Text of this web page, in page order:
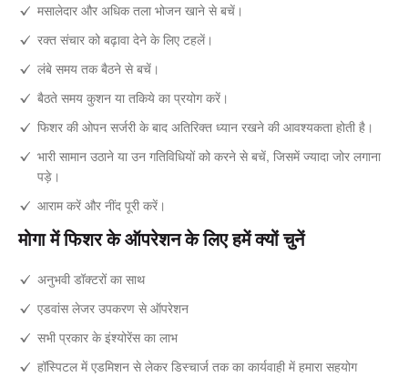
मसालेदार और अधिक तला भोजन खाने से बचें।
रक्त संचार को बढ़ावा देने के लिए टहलें।
लंबे समय तक बैठने से बचें।
बैठते समय कुशन या तकिये का प्रयोग करें।
फिशर की ओपन सर्जरी के बाद अतिरिक्त ध्यान रखने की आवश्यकता होती है।
भारी सामान उठाने या उन गतिविधियों को करने से बचें, जिसमें ज्यादा जोर लगाना
पड़े।
आराम करें और नींद पूरी करें।
मोगा में फिशर के ऑपरेशन के लिए हमें क्यों चुनें
अनुभवी डॉक्टरों का साथ
एडवांस लेजर उपकरण से ऑपरेशन
सभी प्रकार के इंश्योरेंस का लाभ
हॉस्पिटल में एडमिशन से लेकर डिस्चार्ज तक का कार्यवाही में हमारा सहयोग